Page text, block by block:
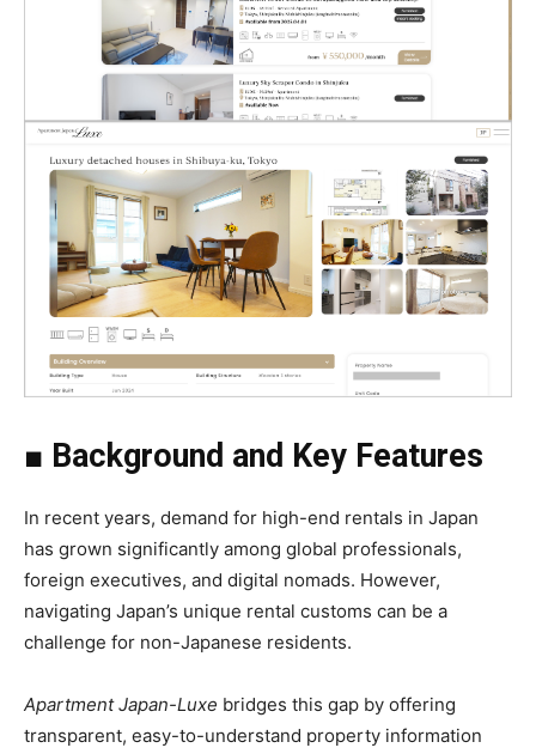
■ Background and Key Features
In recent years, demand for high-end rentals in Japan
has grown significantly among global professionals,
foreign executives, and digital nomads. However,
navigating Japan’s unique rental customs can be a
challenge for non-Japanese residents.
Apartment Japan-Luxe bridges this gap by offering
transparent, easy-to-understand property information